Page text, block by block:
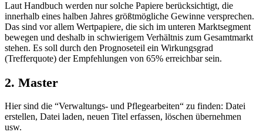
Laut Handbuch werden nur solche Papiere berücksichtigt, die
innerhalb eines halben Jahres größtmögliche Gewinne versprechen.
Das sind vor allem Wertpapiere, die sich im unteren Marktsegment
bewegen und deshalb in schwierigem Verhältnis zum Gesamtmarkt
stehen. Es soll durch den Prognoseteil ein Wirkungsgrad
(Trefferquote) der Empfehlungen von 65% erreichbar sein.
2. Master
Hier sind die “Verwaltungs- und Pflegearbeiten“ zu finden: Datei
erstellen, Datei laden, neuen Titel erfassen, löschen übernehmen
usw.